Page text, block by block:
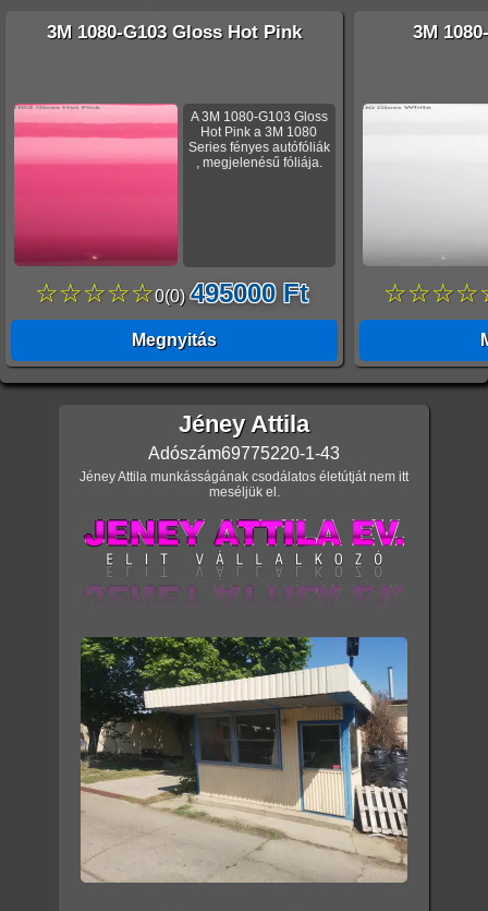
3M 1080-G103 Gloss Hot Pink
A 3M 1080-G103 Gloss
Hot Pink a 3M 1080
Series fényes autófóliák
, megjelenésű fóliája.
☆☆☆☆☆0(0) 495000 Ft
Megnyitás
3M
Jéney Attila
Adószám69775220-1-43
Jéney Attila munkásságának csodálatos életútját nem itt
meséljük el.